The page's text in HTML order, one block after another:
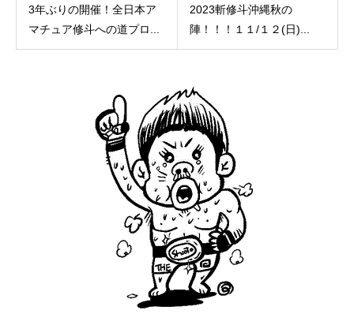
3年ぶりの開催！全日本ア
マチュア修斗への道プロ...
2023斬修斗沖縄秋の
陣！！！１１/１２(日)...